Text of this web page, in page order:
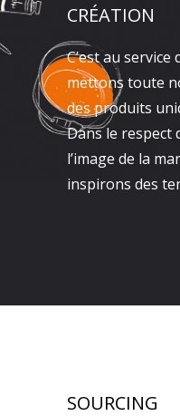
CRÉATION
C’est au
mettons toute
des produits
Dans le respect
l’image de la
inspirons des
SOURCING